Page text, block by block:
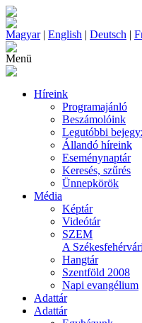
Magyar| English | Deutsch |
Menü
Híreink
Programajánló
Beszámolóink
Legutóbbi
Állandó híreink
Eseménynaptár
Keresés, szűrés
Ünnepkörök
Média
Képtár
Videótár
SZEM
A
Hangtár
Szentföld 2008
Napi evangélium
Adattár
Adattár